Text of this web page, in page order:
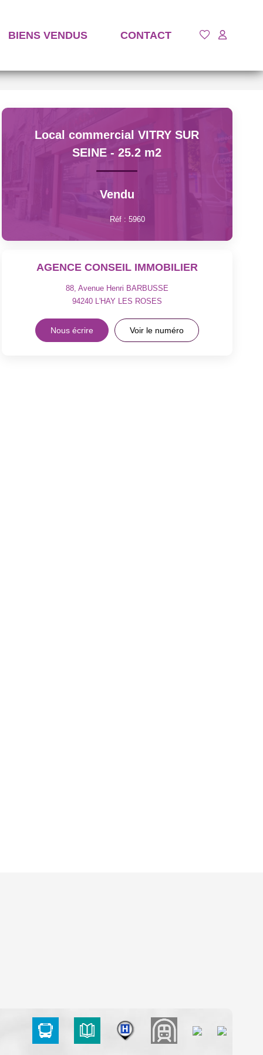
BIENS VENDUS CONTACT
Local commercial VITRY SUR
SEINE - 25.2 m2
Vendu
Réf : 5960
AGENCE CONSEIL IMMOBILIER
88, Avenue Henri BARBUSSE
94240 L'HAY LES ROSES
Nous écrire Voir le numéro